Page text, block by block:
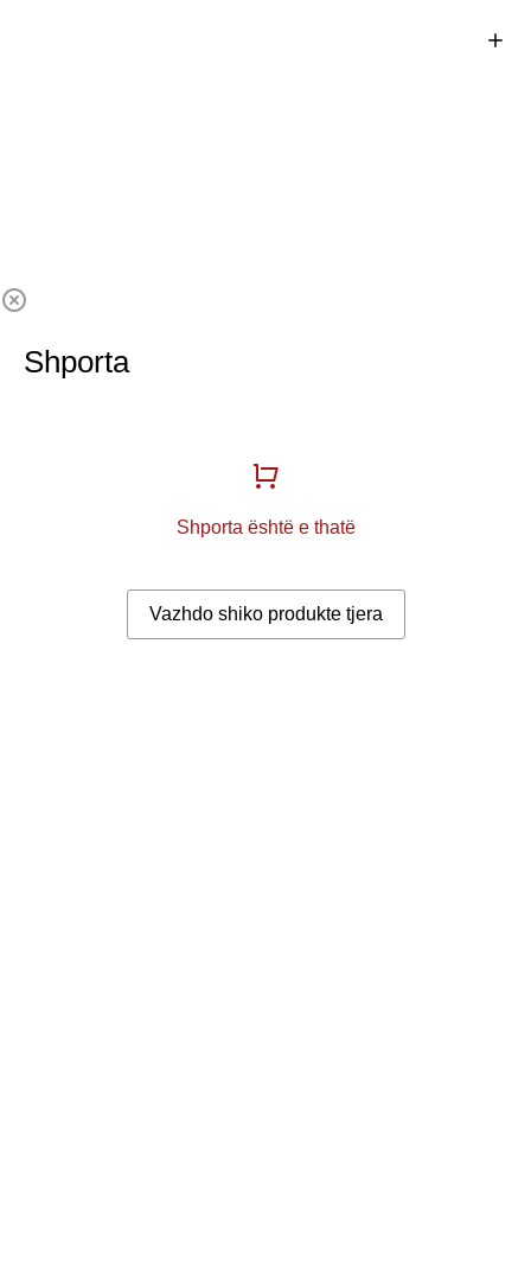
Shporta
Shporta është e thatë
Vazhdo shiko produkte tjera